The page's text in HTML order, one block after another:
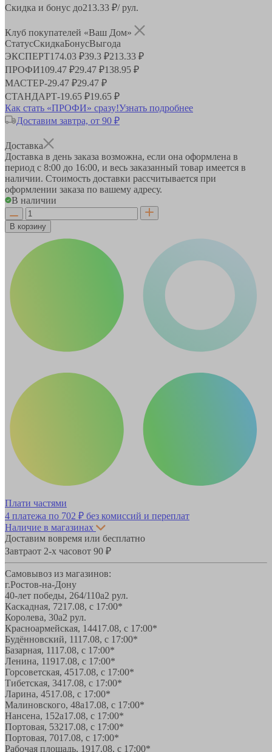
Скидка и бонус до213.33 ₽/ рул.
Клуб покупателей «Ваш Дом»
СтатусСкидкаБонусВыгода
ЭКСПЕРТ174.03 ₽39.3 ₽213.33 ₽
ПРОФИ109.47 ₽29.47 ₽138.95 ₽
МАСТЕР-29.47 ₽29.47 ₽
СТАНДАРТ-19.65 ₽19.65 ₽
Как стать «ПРОФИ» сразу!Узнать подробнее
Доставим завтра, от 90 ₽
Доставка
Доставка в день заказа возможна, если она оформлена в
период с 8:00 до 16:00, и весь заказанный товар имеется в
наличии. Стоимость доставки рассчитывается при
оформлении заказа по вашему адресу.
В наличии
В корзину
Плати частями
4 платежа по 702 ₽ без комиссий и переплат
Наличие в магазинах
Доставим вовремя или бесплатно
Завтраот 2-х часовот 90 ₽
Самовывоз из магазинов:
г.Ростов-на-Дону
40-лет победы, 264/110а2 рул.
Каскадная, 7217.08, с 17:00*
Королева, 30а2 рул.
Красноармейская, 14417.08, с 17:00*
Будённовский, 1117.08, с 17:00*
Базарная, 1117.08, с 17:00*
Ленина, 11917.08, с 17:00*
Горсоветская, 4517.08, с 17:00*
Тибетская, 3417.08, с 17:00*
Ларина, 4517.08, с 17:00*
Малиновского, 48а17.08, с 17:00*
Нансена, 152а17.08, с 17:00*
Портовая, 53217.08, с 17:00*
Портовая, 7017.08, с 17:00*
Рабочая площадь, 1917.08, с 17:00*